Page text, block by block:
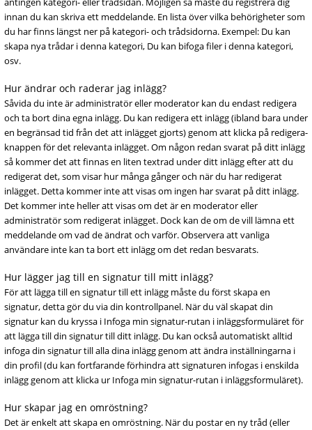
innan du kan skriva ett meddelande. En lista över vilka behörigheter som
du har finns längst ner på kategori- och trådsidorna. Exempel: Du kan
skapa nya trådar i denna kategori, Du kan bifoga filer i denna kategori,
osv.
Hur ändrar och raderar jag inlägg?
Såvida du inte är administratör eller moderator kan du endast redigera
och ta bort dina egna inlägg. Du kan redigera ett inlägg (ibland bara under
en begränsad tid från det att inlägget gjorts) genom att klicka på redigera-
knappen för det relevanta inlägget. Om någon redan svarat på ditt inlägg
så kommer det att finnas en liten textrad under ditt inlägg efter att du
redigerat det, som visar hur många gånger och när du har redigerat
inlägget. Detta kommer inte att visas om ingen har svarat på ditt inlägg.
Det kommer inte heller att visas om det är en moderator eller
administratör som redigerat inlägget. Dock kan de om de vill lämna ett
meddelande om vad de ändrat och varför. Observera att vanliga
användare inte kan ta bort ett inlägg om det redan besvarats.
Hur lägger jag till en signatur till mitt inlägg?
För att lägga till en signatur till ett inlägg måste du först skapa en
signatur, detta gör du via din kontrollpanel. När du väl skapat din
signatur kan du kryssa i Infoga min signatur-rutan i inläggsformuläret för
att lägga till din signatur till ditt inlägg. Du kan också automatiskt alltid
infoga din signatur till alla dina inlägg genom att ändra inställningarna i
din profil (du kan fortfarande förhindra att signaturen infogas i enskilda
inlägg genom att klicka ur Infoga min signatur-rutan i inläggsformuläret).
Hur skapar jag en omröstning?
Det är enkelt att skapa en omröstning. När du postar en ny tråd (eller